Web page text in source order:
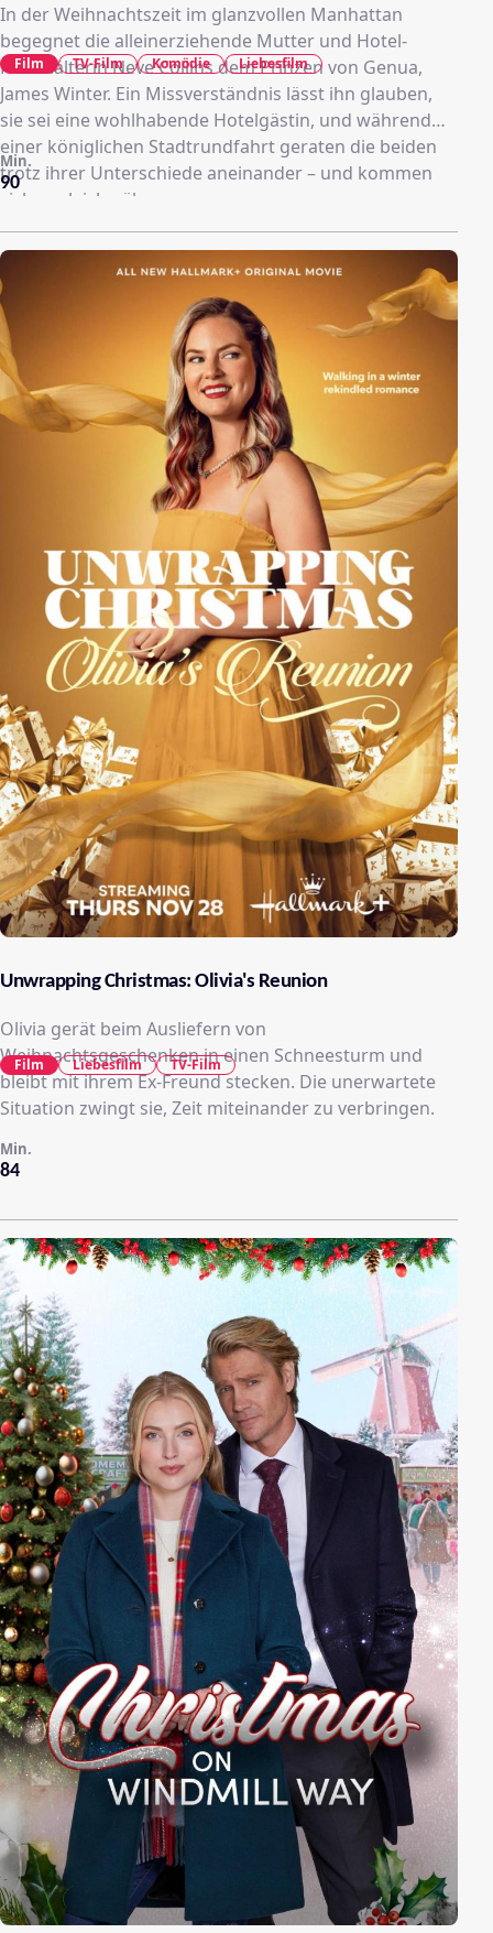
In der Weihnachtszeit im glanzvollen Manhattan
begegnet die alleinerziehende Mutter und Hotel-
Haushälterin Neve Collins dem Prinzen von Genua,
James Winter. Ein Missverständnis lässt ihn glauben,
sie sei eine wohlhabende Hotelgästin, und während
einer königlichen Stadtrundfahrt geraten die beiden
trotz ihrer Unterschiede aneinander – und kommen
sich zugleich näher.
90
Min.
Film TV-Film Komödie Liebesfilm
Unwrapping Christmas: Olivia's Reunion
Olivia gerät beim Ausliefern von
Weihnachtsgeschenken in einen Schneesturm und
bleibt mit ihrem Ex-Freund stecken. Die unerwartete
Situation zwingt sie, Zeit miteinander zu verbringen.
84
Min.
Film Liebesfilm TV-Film